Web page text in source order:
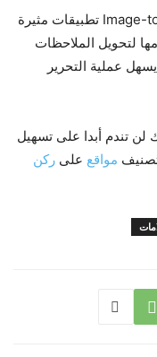
حتى في المجالات الإبداعية، تجد Image-to-Text.ai تطبيقات مثيرة
لتحويل الملاحظات
عملية التحرير
تندم أبدا على تسهيل
مواقع على ركن